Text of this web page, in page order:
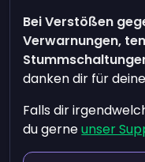
Bei Verstößen
Verwarnungen,
danken dir für
Falls dir
du gerneunser